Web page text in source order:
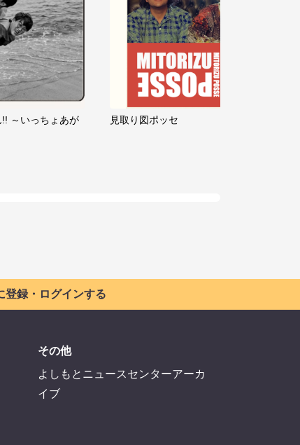
～いっちょあが
見取り図ポッセ
登録・ログインする
その他
よしもとニュースセンターアーカ
イブ